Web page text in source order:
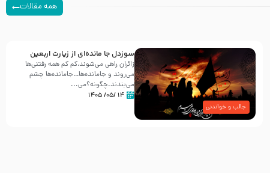
همه مقالات
جالب و خواندنی
سوزدل جا مانده‌ای از زیارت اربعین
زائران راهی می‌شوند،کم‌ کم همه رفتنی‌ها
می‌روند و جامانده‌ها…جامانده‌ها چشم
می‌بندند.چگونه؟می‌...
۱۴ /۰۵/ ۱۴۰۵